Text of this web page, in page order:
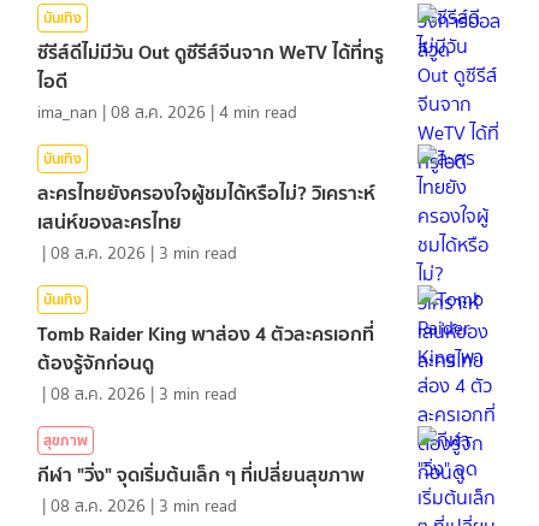
บันเทิง
ซีรีส์ดีไม่มีวัน Out ดูซีรีส์จีนจาก WeTV ได้ที่ทรู
ไอดี
ima_nan |08 ส.ค. 2026 |4 min read
บันเทิง
ละครไทยยังครองใจผู้ชมได้หรือไม่? วิเคราะห์
เสน่ห์ของละครไทย
|08 ส.ค. 2026 | 3 min read
บันเทิง
Tomb Raider King พาส่อง 4 ตัวละครเอกที่
ต้องรู้จักก่อนดู
|08 ส.ค. 2026 | 3 min read
สุขภาพ
กีฬา "วิ่ง" จุดเริ่มต้นเล็ก ๆ ที่เปลี่ยนสุขภาพ
|08 ส.ค. 2026 | 3 min read